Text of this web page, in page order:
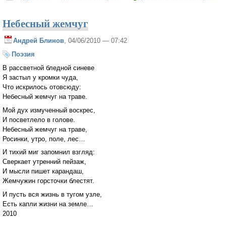
Небесный жемчуг
Андрей Блинов, 04/06/2010 — 07:42
Поэзия
В рассветной бледной синеве
Я застыл у кромки чуда,
Что искрилось отовсюду:
Небесный жемчуг на траве.
Мой дух измученный воскрес,
И посветлело в голове.
Небесный жемчуг на траве,
Росинки, утро, поле, лес…
И тихий миг запомнил взгляд:
Сверкает утренний пейзаж,
И мысли пишет карандаш,
Жемчужин горсточки блестят.
И пусть вся жизнь в тугом узле,
Есть капли жизни на земле…
2010